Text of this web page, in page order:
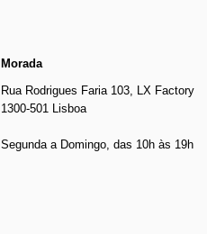
Morada
Rua Rodrigues Faria 103, LX Factory
1300-501 Lisboa
Segunda a Domingo, das 10h às 19h